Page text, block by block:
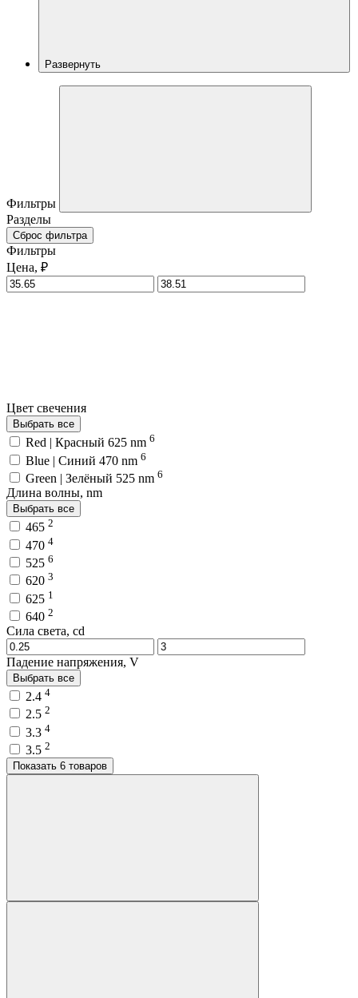
Развернуть
Фильтры
Разделы
Сброс фильтра
Фильтры
Цена, ₽
Цвет свечения
Выбрать все
Red | Красный 625 nm 6
Blue | Синий 470 nm 6
Green | Зелёный 525 nm 6
Длина волны, nm
Выбрать все
465 2
470 4
525 6
620 3
625 1
640 2
Сила света, cd
Падение напряжения, V
Выбрать все
2.4 4
2.5 2
3.3 4
3.5 2
Показать 6 товаров